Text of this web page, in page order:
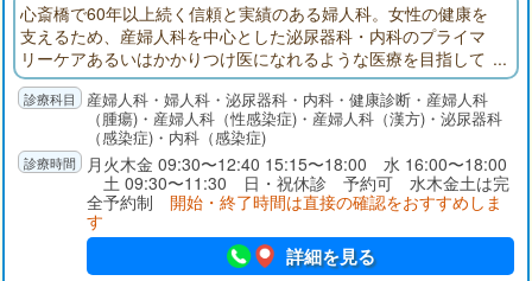
心斎橋で60年以上続く信頼と実績のある婦人科。女性の健康を
支えるため、産婦人科を中心とした泌尿器科・内科のプライマ
リーケアあるいはかかりつけ医になれるような医療を目指して
ます。婦人科検診、生理痛、月経不順、更年期、避妊相談、内
膜症、膀胱炎、性病、感冒などお気軽にご相談ください。御堂
筋線心斎橋駅すぐ、大丸前（心斎橋オーパのすぐ横）水曜日；
女医対応
産婦人科・婦人科・泌尿器科・内科・健康診断・産婦人科
（腫瘍)・産婦人科（性感染症)・産婦人科（漢方)・泌尿器科
（感染症)・内科（感染症)
月火木金 09:30〜12:40 15:15〜18:00 水 16:00〜18:00
土 09:30〜11:30 日・祝休診 予約可 水木金土は完
全予約制 開始・終了時間は直接の確認をおすすめしま
す
詳細を見る